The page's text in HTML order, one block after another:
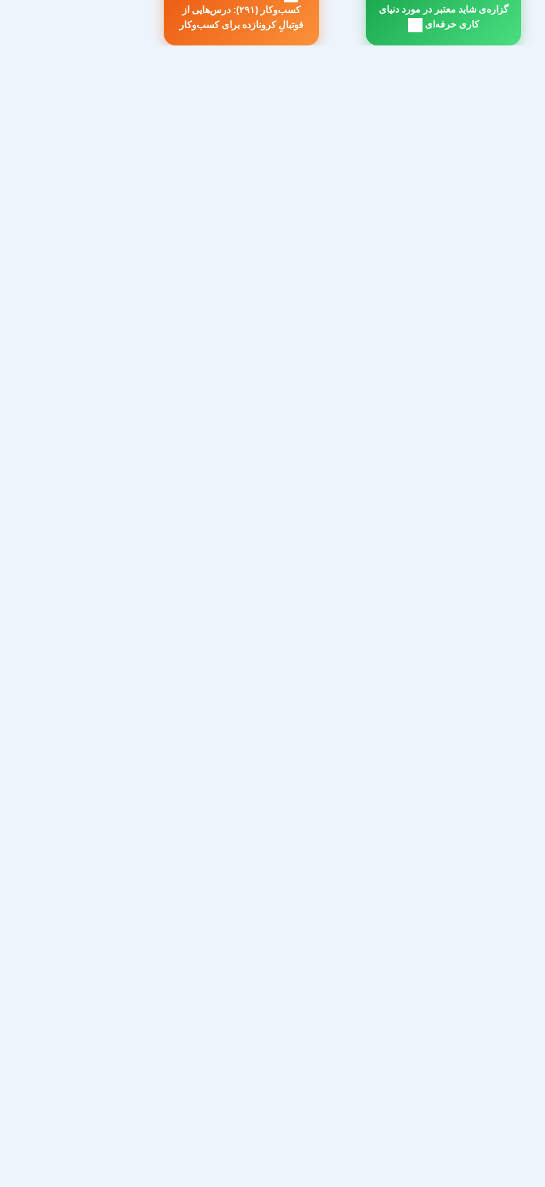
مطلب
قبلی:
کسب‌و‌کار (۲۹۱): درس‌هایی از
فوتبالِ کرونازده برای کسب‌وکار
مطلب
بعدی:
گزاره‌ی شاید معتبر در مورد دنیای
کاری حرفه‌ای